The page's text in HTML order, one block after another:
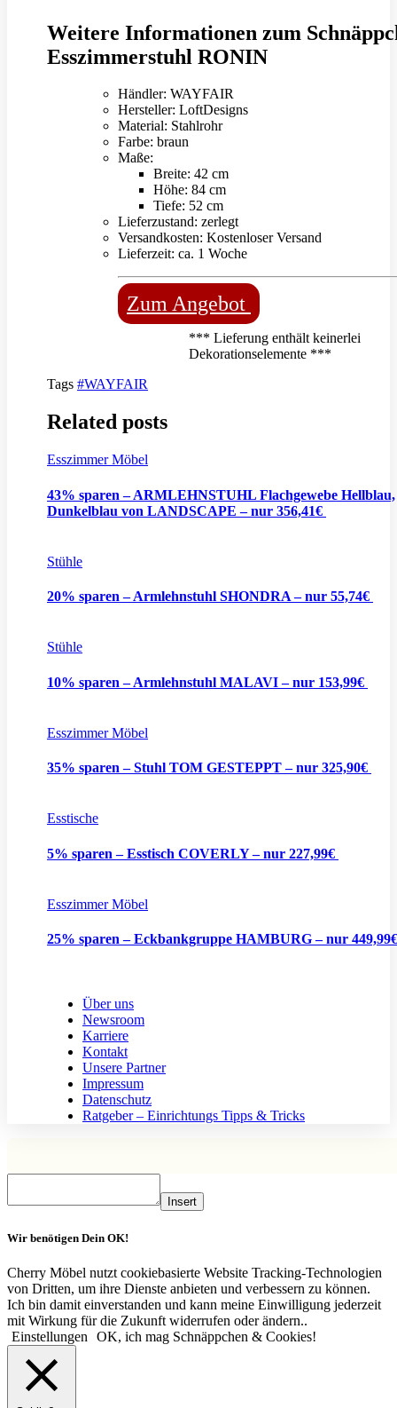
Weitere Informationen zum
Esszimmerstuhl RONIN
Händler: WAYFAIR
Hersteller: LoftDesigns
Material: Stahlrohr
Farbe: braun
Maße:
Breite: 42 cm
Höhe: 84 cm
Tiefe: 52 cm
Lieferzustand: zerlegt
Versandkosten: Kostenloser Versand
Lieferzeit: ca. 1 Woche
Zum Angebot
*** Lieferung enthält keinerlei
Dekorationselemente ***
Tags #WAYFAIR
Related posts
Esszimmer Möbel
43% sparen – ARMLEHNSTUHL Flachgewebe Hellblau,
Dunkelblau von LANDSCAPE – nur 356,41€
Stühle
20% sparen – Armlehnstuhl SHONDRA – nur 55,74€
Stühle
10% sparen – Armlehnstuhl MALAVI – nur 153,99€
Esszimmer Möbel
35% sparen – Stuhl TOM GESTEPPT – nur 325,90€
Esstische
5% sparen – Esstisch COVERLY – nur 227,99€
Esszimmer Möbel
25% sparen – Eckbankgruppe HAMBURG – nur
Über uns
Newsroom
Karriere
Kontakt
Unsere Partner
Impressum
Datenschutz
Ratgeber – Einrichtungs Tipps & Tricks
Insert
Wir benötigen Dein OK!
Cherry Möbel nutzt cookiebasierte Website Tracking-Technologien
von Dritten, um ihre Dienste anbieten und verbessern zu können.
Ich bin damit einverstanden und kann meine Einwilligung jederzeit
mit Wirkung für die Zukunft widerrufen oder ändern..
Einstellungen
OK, ich mag Schnäppchen & Cookies!